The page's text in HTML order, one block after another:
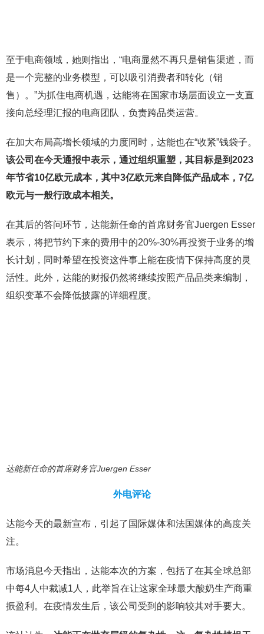
至于电商领域，她则指出，“电商显然不再只是销售渠道，而
是一个完整的业务模型，可以吸引消费者和转化（销
售）。”为抓住电商机遇，达能将在国家市场层面设立一支直
接向总经理汇报的电商团队，负责跨品类运营。
在加大布局高增长领域的力度同时，达能也在“收紧”钱袋子。
该公司在今天通报中表示，通过组织重塑，其目标是到2023
年节省10亿欧元成本，其中3亿欧元来自降低产品成本，7亿
欧元与一般行政成本相关。
在其后的答问环节，达能新任命的首席财务官Juergen Esser
表示，将把节约下来的费用中的20%-30%再投资于业务的增
长计划，同时希望在投资这件事上能在疫情下保持高度的灵
活性。此外，达能的财报仍然将继续按照产品品类来编制，
组织变革不会降低披露的详细程度。
达能新任命的首席财务官Juergen Esser
外电评论
达能今天的最新宣布，引起了国际媒体和法国媒体的高度关
注。
市场消息今天指出，达能本次的方案，包括了在其全球总部
中每4人中裁减1人，此举旨在让这家全球最大酸奶生产商重
振盈利。在疫情发生后，该公司受到的影响较其对手要大。